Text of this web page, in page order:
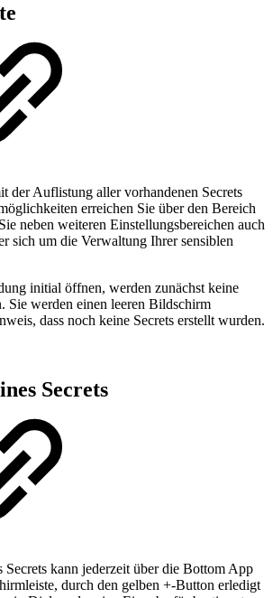
der Auflistung aller vorhandenen Secrets
erreichen Sie über den Bereich
neben weiteren Einstellungsbereichen auch
sich um die Verwaltung Ihrer sensiblen
initial öffnen, werden zunächst keine
Sie werden einen leeren Bildschirm
dass noch keine Secrets erstellt wurden.
Secrets
Secrets kann jederzeit über die Bottom App
durch den gelben +-Button erledigt